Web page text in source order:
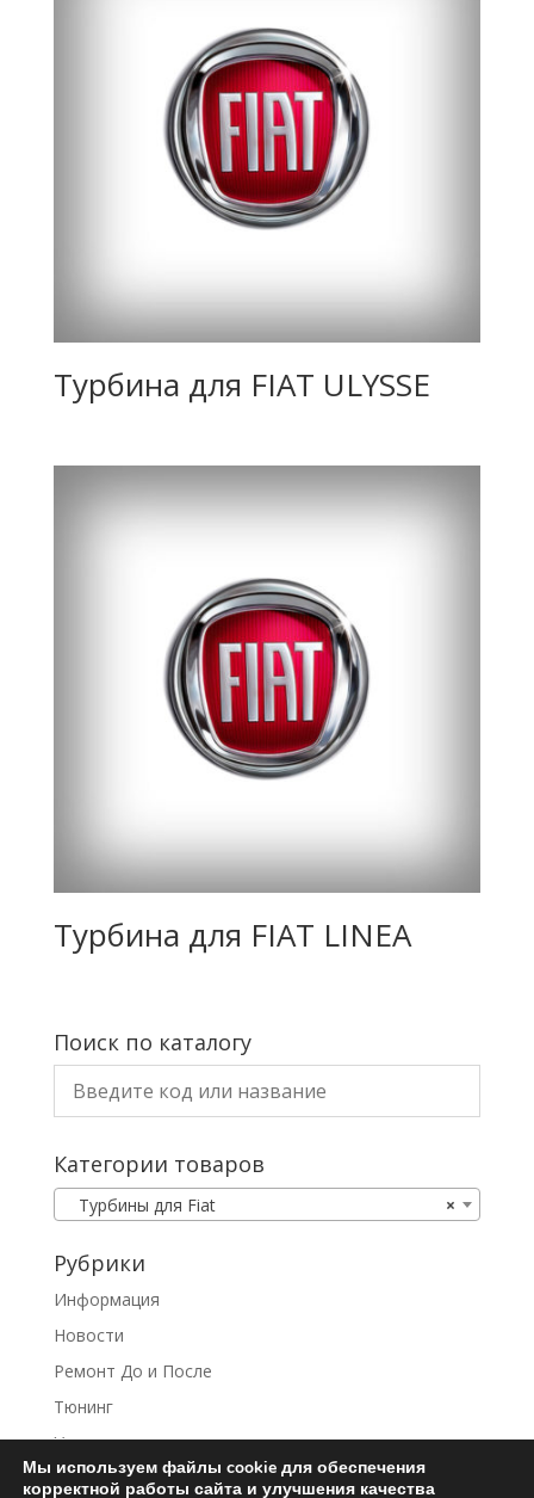
Турбина для FIAT ULYSSE
Турбина для FIAT LINEA
Поиск по каталогу
Категории товаров
×
Турбины для Fiat
Рубрики
Информация
Новости
Ремонт До и После
Тюнинг
Услуги
Мы используем файлы cookie для обеспечения
корректной работы сайта и улучшения качества